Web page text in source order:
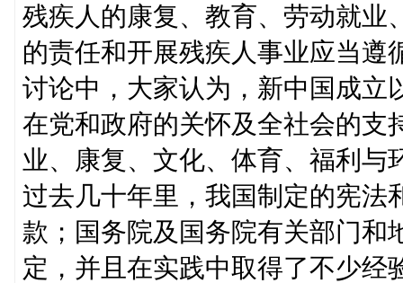
残疾人的康复、教育、劳动就业
的责任和开展残疾人事业应当遵
讨论中，大家认为，新中国成立
在党和政府的关怀及全社会的支
业、康复、文化、体育、福利与
过去几十年里，我国制定的宪法
款；国务院及国务院有关部门和
定，并且在实践中取得了不少经